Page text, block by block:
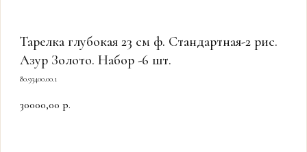
Тарелка глубокая 23 см ф. Стандартная-2 рис.
Азур Золото. Набор -6 шт.
80.93400.00.1
30000,00 р.